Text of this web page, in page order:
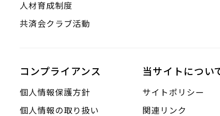
人材育成制度
共済会クラブ活動
コンプライアンス
個人情報保護方針
個人情報の取り扱い
当サイトについ
サイトポリシー
関連リンク